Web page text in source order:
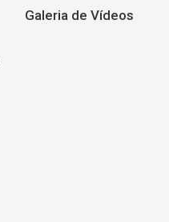
Galeria de Vídeos